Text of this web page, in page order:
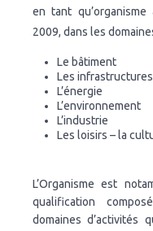
en tant qu’organisme
2009, dans les
Le bâtiment
Les infrastructures
L’énergie
L’environnement
L’industrie
Les loisirs – la
L’Organisme est
qualification
domaines d’activités